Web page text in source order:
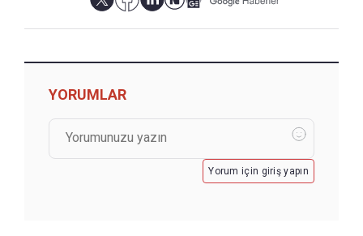
YORUMLAR
Yorum için giriş yapın